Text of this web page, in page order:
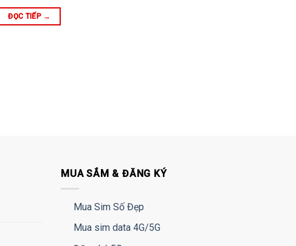
ĐỌC TIẾP →
MUA SẮM & ĐĂNG KÝ
Mua Sim Số Đẹp
Mua sim data 4G/5G